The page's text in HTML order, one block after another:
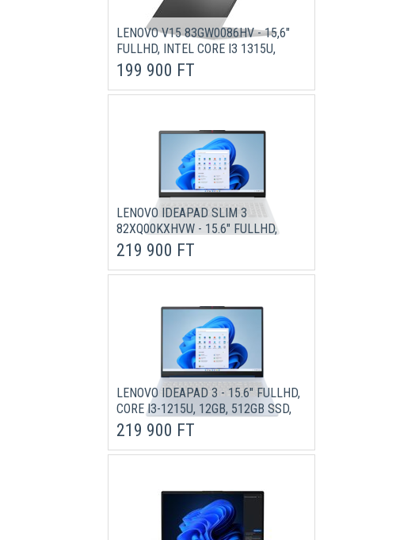
LENOVO V15 83GW0086HV - 15,6"
FULLHD, INTEL CORE I3 1315U,
16GB, 512GB SSD, DOS - FEKETE
LAPTOP 3 ÉV GARANCIÁVAL
199 900 FT
LENOVO IDEAPAD SLIM 3
82XQ00KXHVW - 15.6" FULLHD,
RYZEN 3-7320U, 8GB, 512GB SSD,
MICROSOFT WINDOWS 11 HOME -
SZÜRKE LAPTOP 3 ÉV
219 900 FT
LENOVO IDEAPAD 3 - 15.6" FULLHD,
CORE I3-1215U, 12GB, 512GB SSD,
MICROSOFT WINDOWS 11 HOME S -
KÉK LAPTOP 3 ÉV GARANCIÁVAL
(VERZIÓ)
219 900 FT